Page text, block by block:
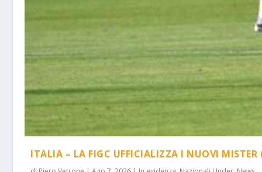
ITALIA – LA FIGC UFFICIALIZZA I NUOVI MISTER